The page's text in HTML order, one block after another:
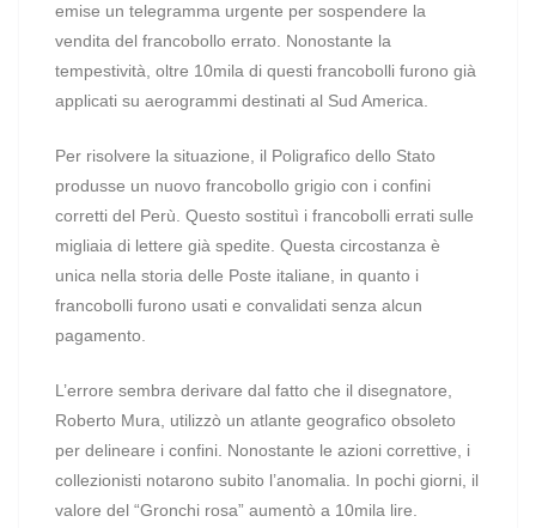
emise un telegramma urgente per sospendere la
vendita del francobollo errato. Nonostante la
tempestività, oltre 10mila di questi francobolli furono già
applicati su aerogrammi destinati al Sud America.
Per risolvere la situazione, il Poligrafico dello Stato
produsse un nuovo francobollo grigio con i confini
corretti del Perù. Questo sostituì i francobolli errati sulle
migliaia di lettere già spedite. Questa circostanza è
unica nella storia delle Poste italiane, in quanto i
francobolli furono usati e convalidati senza alcun
pagamento.
L’errore sembra derivare dal fatto che il disegnatore,
Roberto Mura, utilizzò un atlante geografico obsoleto
per delineare i confini. Nonostante le azioni correttive, i
collezionisti notarono subito l’anomalia. In pochi giorni, il
valore del “Gronchi rosa” aumentò a 10mila lire.